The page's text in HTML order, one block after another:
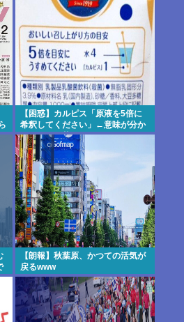
【困惑】カルピス「原液を5倍に
希釈してください」←意味が分か
りにくくて草
【朗報】秋葉原、かつての活気が
戻るwww